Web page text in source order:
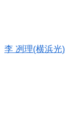
李 冽理(横浜光)